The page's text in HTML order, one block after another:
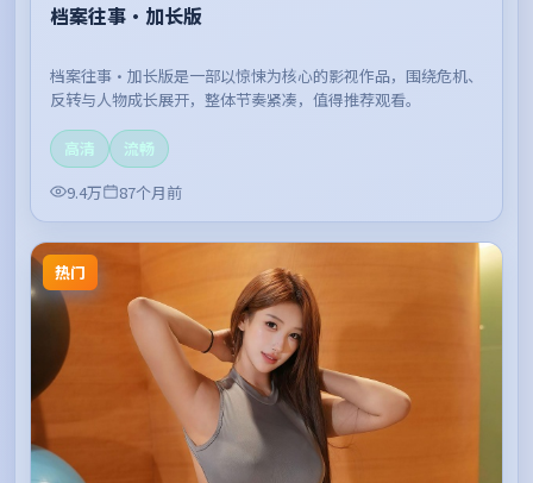
档案往事·加长版
档案往事·加长版是一部以惊悚为核心的影视作品，围绕危机、
反转与人物成长展开，整体节奏紧凑，值得推荐观看。
高清
流畅
9.4万
87个月前
热门